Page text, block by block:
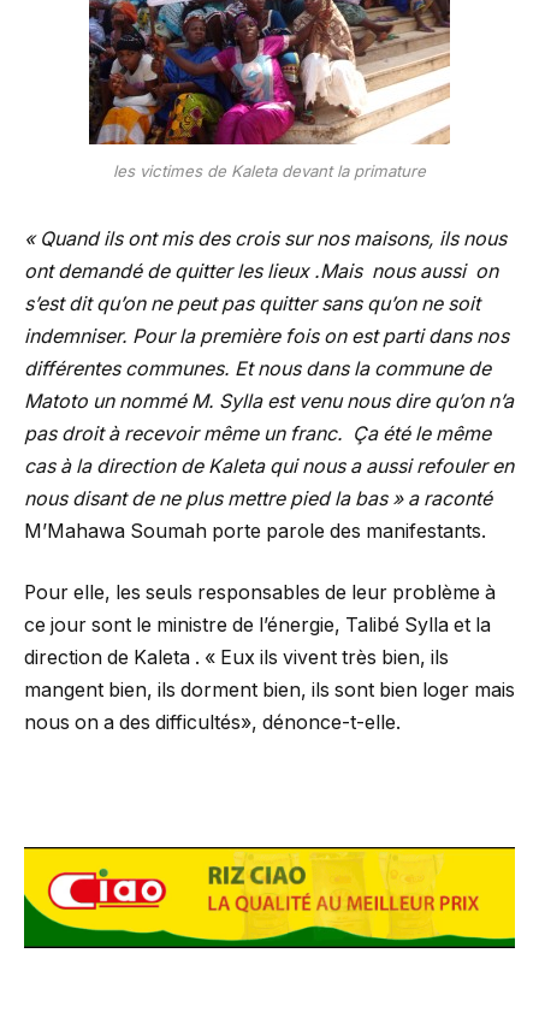
les victimes de Kaleta devant la primature
« Quand ils ont mis des crois sur nos maisons, ils nous
ont demandé de quitter les lieux .Mais nous aussi on
s’est dit qu’on ne peut pas quitter sans qu’on ne soit
indemniser. Pour la première fois on est parti dans nos
différentes communes. Et nous dans la commune de
Matoto un nommé M. Sylla est venu nous dire qu’on n’a
pas droit à recevoir même un franc. Ça été le même
cas à la direction de Kaleta qui nous a aussi refouler en
nous disant de ne plus mettre pied la bas » a raconté
M’Mahawa Soumah porte parole des manifestants.
Pour elle, les seuls responsables de leur problème à
ce jour sont le ministre de l’énergie, Talibé Sylla et la
direction de Kaleta . « Eux ils vivent très bien, ils
mangent bien, ils dorment bien, ils sont bien loger mais
nous on a des difficultés», dénonce-t-elle.